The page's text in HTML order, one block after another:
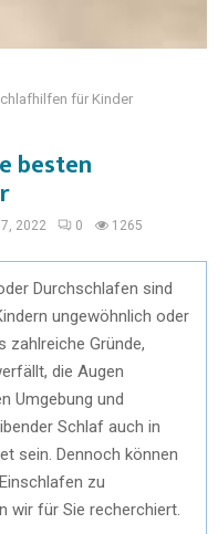
für Kinder
besten
2022 0 1265
Durchschlafen sind
ungewöhnlich oder
zahlreiche Gründe,
die Augen
Umgebung und
Schlaf auch in
sein. Dennoch können
zu
wir für Sie recherchiert.